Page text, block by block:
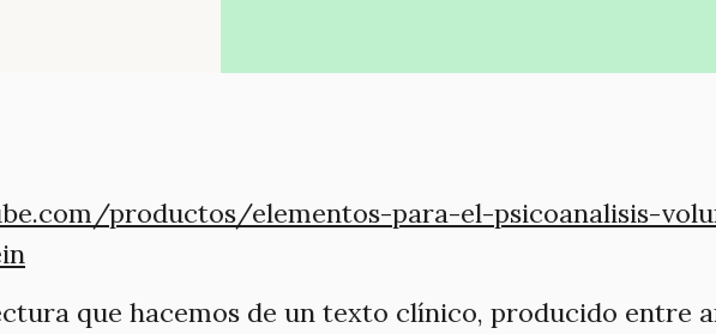
productos/elementos-para-el-psicoanalisis-
que hacemos de un texto clínico, producido entre